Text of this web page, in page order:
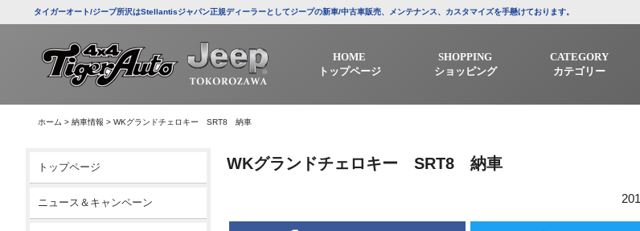
タイガーオート/ジープ所沢はStellantisジャパン正規ディーラーとしてジープの新車/中古車販売、メンテナンス、カスタマイズを手懸けております。
HOME
トップページ
SHOPPING
ショッピング
CATEGORY
カテゴリー
ホーム > 納車情報 > WKグランドチェロキー SRT8 納車
トップページ
ニュース＆キャンペーン
WKグランドチェロキー SRT8 納車